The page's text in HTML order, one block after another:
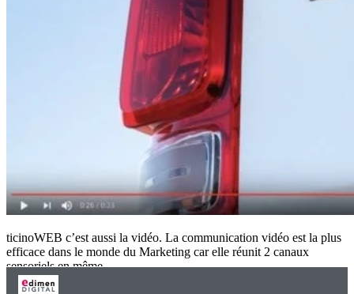
ticinoWEB c’est aussi la vidéo. La communication vidéo est la plus
efficace dans le monde du Marketing car elle réunit 2 canaux
sensoriels en même